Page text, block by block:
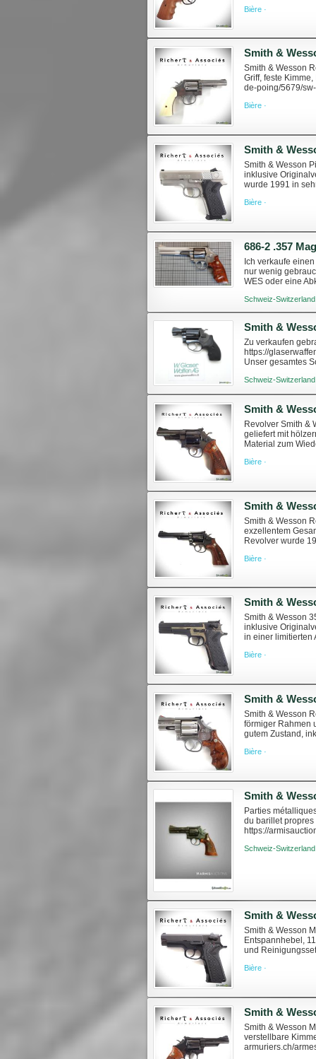
Bière ·
Smith &
Smith & Wesson
Griff, feste
de-poing/5679/
Bière ·
Smith & Wesson
inklusive
wurde 1991 in
Bière ·
686-2 .357
Ich verkaufe
nur wenig
WES oder eine
Schweiz-
Smith &
Zu verkaufen
https://
Unser gesamtes
Schweiz-
Revolver Smith &
geliefert mit
Material zum
Bière ·
Smith &
Smith & Wesson
exzellentem
Revolver wurde
Bière ·
Smith & Wesson
inklusive
in einer limitierten
Bière ·
Smith & Wesson
förmiger Rahmen
gutem Zustand,
Bière ·
Parties
du barillet
https://
Schweiz-
Smith &
Smith & Wesson
Entspannhebel,
und
Bière ·
Smith & Wesson
verstellbare
armuriers.ch/